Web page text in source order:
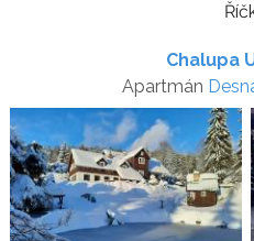
Chalupa
Apartmán